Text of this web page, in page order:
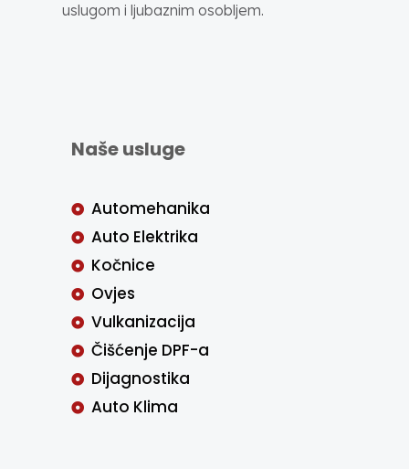
uslugom i ljubaznim osobljem.
Naše usluge
Automehanika
Auto Elektrika
Kočnice
Ovjes
Vulkanizacija
Čišćenje DPF-a
Dijagnostika
Auto Klima